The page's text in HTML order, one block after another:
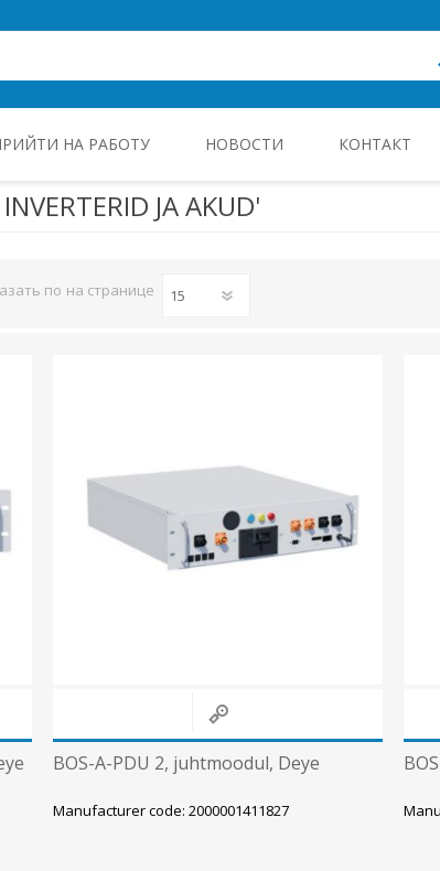
ja komponendid
Metallkilbid,
Metallkilbid,
НА РАБОТУ НОВОСТИ КОНТАКТ
JA AKUD'
по на странице
BOS-A-PDU 2, juhtmoodul, Deye
Manufacturer code: 2000001411827